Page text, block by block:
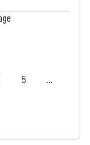
5
…